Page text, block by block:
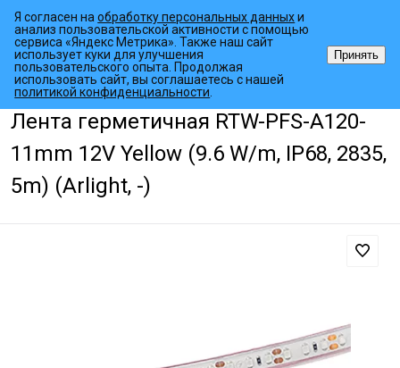
Главная страница • Каталог товаров • Светодиодные ленты
Лента герметичная RTW-PFS-A120-
11mm 12V Yellow (9.6 W/m, IP68, 2835,
5m) (Arlight, -)
Я согласен наобработку персональных данныхи
анализ пользовательской активности с помощью
сервиса «Яндекс Метрика». Также наш сайт
использует куки для улучшения
пользовательского опыта. Продолжая
использовать сайт, вы соглашаетесь с нашей
политикой конфиденциальности
Принять